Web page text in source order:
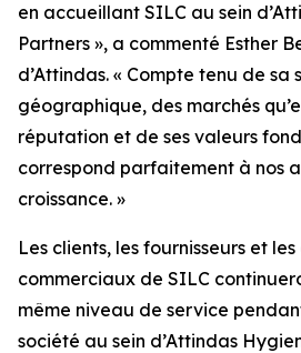
en accueillant SILC au sein
Partners », a commenté Esther
d’Attindas. « Compte tenu de sa
géographique, des marchés
réputation et de ses valeurs
correspond parfaitement à nos
croissance. »
Les clients, les fournisseurs et
commerciaux de SILC
même niveau de service
société au sein d’Attindas